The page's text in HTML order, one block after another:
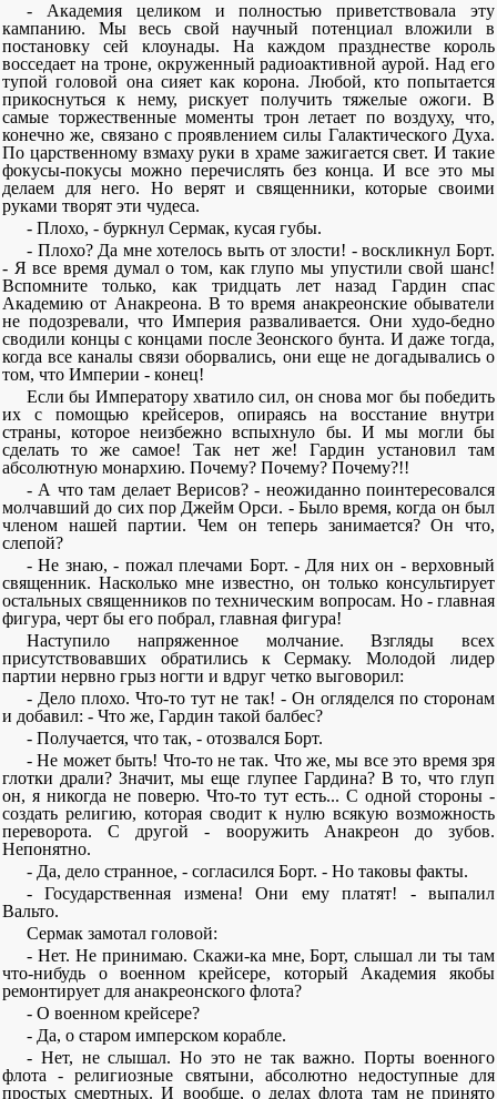
- Академия целиком и полностью приветствовала эту
кампанию. Мы весь свой научный потенциал вложили в
постановку сей клоунады. На каждом празднестве король
восседает на троне, окруженный радиоактивной аурой. Над его
тупой головой она сияет как корона. Любой, кто попытается
прикоснуться к нему, рискует получить тяжелые ожоги. В
самые торжественные моменты трон летает по воздуху, что,
конечно же, связано с проявлением силы Галактического Духа.
По царственному взмаху руки в храме зажигается свет. И такие
фокусы-покусы можно перечислять без конца. И все это мы
делаем для него. Но верят и священники, которые своими
руками творят эти чудеса.
- Плохо, - буркнул Сермак, кусая губы.
- Плохо? Да мне хотелось выть от злости! - воскликнул Борт.
- Я все время думал о том, как глупо мы упустили свой шанс!
Вспомните только, как тридцать лет назад Гардин спас
Академию от Анакреона. В то время анакреонские обыватели
не подозревали, что Империя разваливается. Они худо-бедно
сводили концы с концами после Зеонского бунта. И даже тогда,
когда все каналы связи оборвались, они еще не догадывались о
том, что Империи - конец!
Если бы Императору хватило сил, он снова мог бы победить
их с помощью крейсеров, опираясь на восстание внутри
страны, которое неизбежно вспыхнуло бы. И мы могли бы
сделать то же самое! Так нет же! Гардин установил там
абсолютную монархию. Почему? Почему? Почему?!!
- А что там делает Верисов? - неожиданно поинтересовался
молчавший до сих пор Джейм Орси. - Было время, когда он был
членом нашей партии. Чем он теперь занимается? Он что,
слепой?
- Не знаю, - пожал плечами Борт. - Для них он - верховный
священник. Насколько мне известно, он только консультирует
остальных священников по техническим вопросам. Но - главная
фигура, черт бы его побрал, главная фигура!
Наступило напряженное молчание. Взгляды всех
присутствовавших обратились к Сермаку. Молодой лидер
партии нервно грыз ногти и вдруг четко выговорил:
- Дело плохо. Что-то тут не так! - Он огляделся по сторонам
и добавил: - Что же, Гардин такой балбес?
- Получается, что так, - отозвался Борт.
- Не может быть! Что-то не так. Что же, мы все это время зря
глотки драли? Значит, мы еще глупее Гардина? В то, что глуп
он, я никогда не поверю. Что-то тут есть... С одной стороны -
создать религию, которая сводит к нулю всякую возможность
переворота. С другой - вооружить Анакреон до зубов.
Непонятно.
- Да, дело странное, - согласился Борт. - Но таковы факты.
- Государственная измена! Они ему платят! - выпалил
Вальто.
Сермак замотал головой:
- Нет. Не принимаю. Скажи-ка мне, Борт, слышал ли ты там
что-нибудь о военном крейсере, который Академия якобы
ремонтирует для анакреонского флота?
- О военном крейсере?
- Да, о старом имперском корабле.
- Нет, не слышал. Но это не так важно. Порты военного
флота - религиозные святыни, абсолютно недоступные для
простых смертных. И вообще, о делах флота там не принято